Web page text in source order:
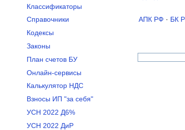
АПК РФ · БК
Классификаторы
Справочники
Кодексы
Законы
План счетов БУ
Онлайн-сервисы
Калькулятор НДС
Взносы ИП "за себя"
УСН 2022 Д6%
УСН 2022 ДиР